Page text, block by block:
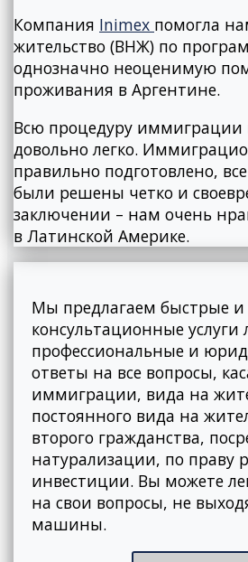
Компания Inimex помогла
жительство (ВНЖ) по
однозначно неоценимую
проживания в Аргентине.
Всю процедуру
довольно легко.
правильно подготовлено,
были решены четко и
заключении – нам очень
в Латинской Америке.
Мы предлагаем быстрые
консультационные
профессиональные и
ответы на все вопросы,
иммиграции, вида на
постоянного вида на
второго гражданства,
натурализации, по праву
инвестиции. Вы можете
на свои вопросы, не
машины.